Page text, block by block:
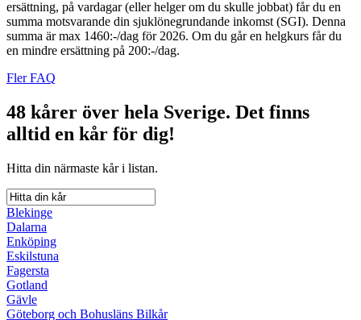
ersättning, på vardagar (eller helger om du skulle jobbat) får du en
summa motsvarande din sjuklönegrundande inkomst (SGI). Denna
summa är max 1460:-/dag för 2026. Om du går en helgkurs får du
en mindre ersättning på 200:-/dag.
Fler FAQ
48 kårer över hela Sverige. Det finns
alltid en kår för dig!
Hitta din närmaste kår i listan.
Blekinge
Dalarna
Enköping
Eskilstuna
Fagersta
Gotland
Gävle
Göteborg och Bohusläns Bilkår